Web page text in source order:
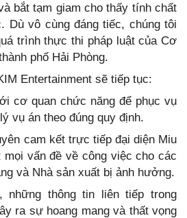
bắt tạm giam cho thấy tính chất
Dù vô cùng đáng tiếc, chúng tôi
trình thực thi pháp luật của Cơ
phố Hải Phòng.
Entertainment sẽ tiếp tục:
cơ quan chức năng để phục vụ
vụ án theo đúng quy định.
cam kết trực tiếp đại diện Miu
mọi vấn đề về công việc cho các
và Nhà sản xuất bị ảnh hưởng.
những thông tin liên tiếp trong
ra sự hoang mang và thất vọng